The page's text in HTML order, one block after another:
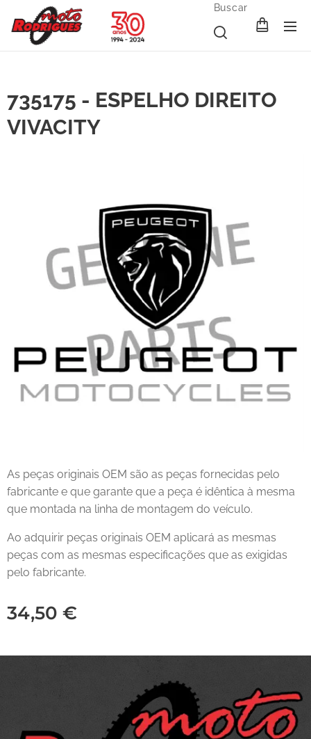
Buscar
735175 - ESPELHO DIREITO
VIVACITY
As peças originais OEM são as peças fornecidas pelo
fabricante e que garante que a peça é idêntica à mesma
que montada na linha de montagem do veículo.
Ao adquirir peças originais OEM aplicará as mesmas
peças com as mesmas especificações que as exigidas
pelo fabricante.
34,50 €